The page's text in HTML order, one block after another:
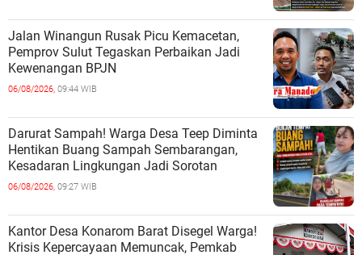
Jalan Winangun Rusak Picu Kemacetan,
Pemprov Sulut Tegaskan Perbaikan Jadi
Kewenangan BPJN
06/08/2026, 09:44 WIB
Darurat Sampah! Warga Desa Teep Diminta
Hentikan Buang Sampah Sembarangan,
Kesadaran Lingkungan Jadi Sorotan
06/08/2026, 09:27 WIB
Kantor Desa Konarom Barat Disegel Warga!
Krisis Kepercayaan Memuncak, Pemkab